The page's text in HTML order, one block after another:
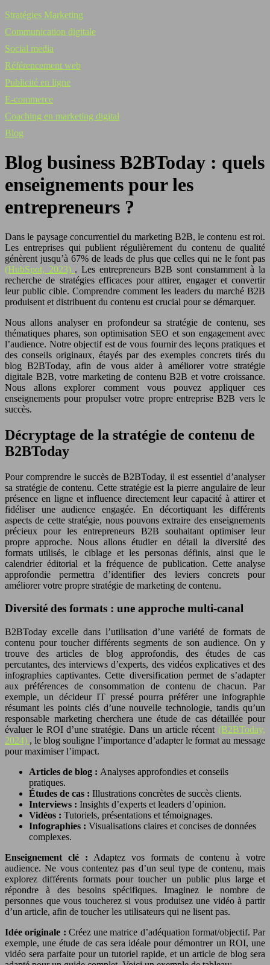
Stratégies Marketing
Communication digitale
Social media
Référencement web
Publicité en ligne
E-commerce
Coaching en marketing digital
Blog
Blog business B2BToday : quels
enseignements pour les
entrepreneurs ?
Dans le paysage concurrentiel du marketing B2B, le contenu est roi.
Les entreprises qui publient régulièrement du contenu de qualité
génèrent jusqu’à 67% de leads de plus que celles qui ne le font pas
(HubSpot, 2023) . Les entrepreneurs B2B sont constamment à la
recherche de stratégies efficaces pour attirer, engager et convertir
leur public cible. Comprendre comment les leaders du marché B2B
produisent et distribuent du contenu est crucial pour se démarquer.
Nous allons analyser en profondeur sa stratégie de contenu, ses
thématiques phares, son optimisation SEO et son engagement avec
l’audience. Notre objectif est de vous fournir des leçons pratiques et
des conseils originaux, étayés par des exemples concrets tirés du
blog B2BToday, afin de vous aider à améliorer votre stratégie
digitale B2B, votre marketing de contenu B2B et votre croissance.
Nous allons explorer comment vous pouvez appliquer ces
enseignements pour propulser votre propre entreprise B2B vers le
succès.
Décryptage de la stratégie de contenu de
B2BToday
Pour comprendre le succès de B2BToday, il est essentiel d’analyser
sa stratégie de contenu. Cette stratégie est la pierre angulaire de leur
présence en ligne et influence directement leur capacité à attirer et
fidéliser une audience engagée. En décortiquant les différents
aspects de cette stratégie, nous pouvons extraire des enseignements
précieux pour les entrepreneurs B2B souhaitant optimiser leur
propre approche. Nous allons étudier en détail la diversité des
formats utilisés, le ciblage et les personas définis, ainsi que le
calendrier éditorial et la fréquence de publication. Cette analyse
approfondie permettra d’identifier des leviers concrets pour
améliorer votre propre stratégie de marketing de contenu.
Diversité des formats : une approche multi-canal
B2BToday excelle dans l’utilisation d’une variété de formats de
contenu pour toucher différents segments de son audience. On y
trouve des articles de blog approfondis, des études de cas
percutantes, des interviews d’experts, des vidéos explicatives et des
infographies captivantes. Cette diversification permet de s’adapter
aux préférences de consommation de contenu de chacun. Par
exemple, un décideur IT pressé pourra préférer une infographie
résumant les points clés d’une nouvelle technologie, tandis qu’un
responsable marketing cherchera une étude de cas détaillée pour
évaluer le ROI d’une stratégie. Dans un article récent (B2BToday,
2024) , le blog souligne l’importance d’adapter le format au message
pour maximiser l’impact.
Articles de blog : Analyses approfondies et conseils
pratiques.
Études de cas : Illustrations concrètes de succès clients.
Interviews : Insights d’experts et leaders d’opinion.
Vidéos : Tutoriels, présentations et témoignages.
Infographies : Visualisations claires et concises de données
complexes.
Enseignement clé : Adaptez vos formats de contenu à votre
audience. Ne vous contentez pas d’un seul type de contenu, mais
explorez différents formats pour toucher un public plus large et
répondre à des besoins spécifiques. Imaginez le nombre de
personnes que vous toucherez si vous produisez une vidéo à partir
d’un article, afin de toucher les utilisateurs qui ne lisent pas.
Idée originale : Créez une matrice d’adéquation format/objectif. Par
exemple, une étude de cas sera idéale pour démontrer un ROI, une
vidéo sera parfaite pour un tutoriel rapide, et un article de blog sera